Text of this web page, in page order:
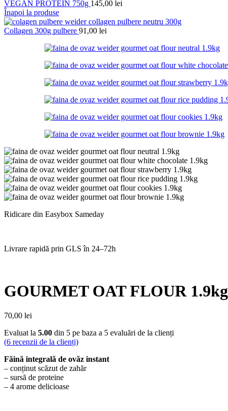
VEGAN PROTEIN 750g 145,00 lei
Înapoi la produse
Collagen 300g pulbere 91,00 lei
Ridicare din Easybox Sameday
Livrare rapidă prin GLS în 24–72h
GOURMET OAT FLOUR 1.9kg
70,00 lei
Evaluat la 5.00 din 5 pe baza a 5 evaluări de la clienți
(6 recenzii de la clienți)
Făină integrală de ovăz instant
– conținut scăzut de zahăr
– sursă de proteine
– 4 arome delicioase